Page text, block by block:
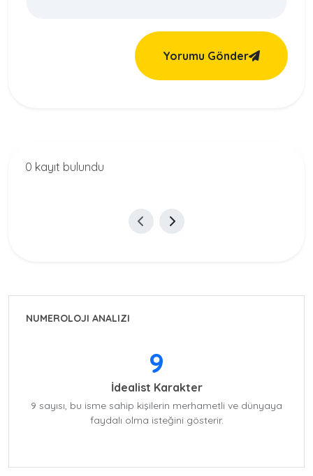
Yorumu Gönder
0 kayıt bulundu
NUMEROLOJI ANALIZI
9
İdealist Karakter
9 sayısı, bu isme sahip kişilerin merhametli ve dünyaya
faydalı olma isteğini gösterir.